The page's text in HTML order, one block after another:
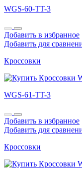
WGS-60-TT-3
Добавить в избранное
Добавить для
Кроссовки
WGS-61-TT-3
Добавить в избранное
Добавить для
Кроссовки